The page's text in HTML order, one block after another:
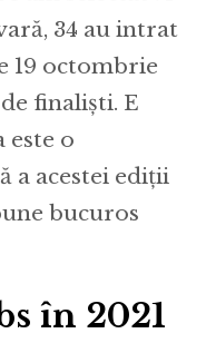
34 au intrat
19 octombrie
finaliști. E
este o
a acestei ediții
bucuros
în 2021